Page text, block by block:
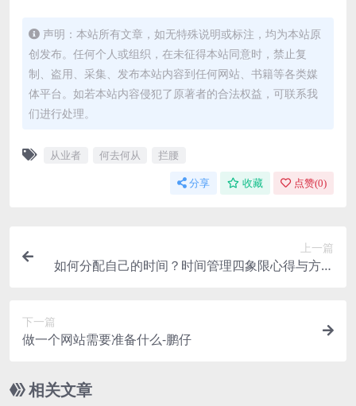
声明：本站所有文章，如无特殊说明或标注，均为本站原
创发布。任何个人或组织，在未征得本站同意时，禁止复
制、盗用、采集、发布本站内容到任何网站、书籍等各类媒
体平台。如若本站内容侵犯了原著者的合法权益，可联系我
们进行处理。
从业者 何去何从 拦腰
分享 收藏 点赞(0)
上一篇
如何分配自己的时间？时间管理四象限心得与方法
下一篇
做一个网站需要准备什么-鹏仔
相关文章